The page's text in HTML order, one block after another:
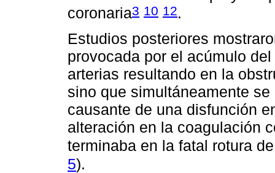
coronaria3 10 12.
Estudios posteriores
provocada por el acúmulo
arterias resultando en la
sino que simultáneamente
causante de una disfunción
alteración en la coagulación
terminaba en la fatal rotura
5).